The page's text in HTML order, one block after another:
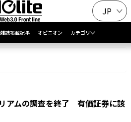
JP
雑誌掲載記事 オピニオン カテゴリ
リアムの調査を終了 有価証券に該